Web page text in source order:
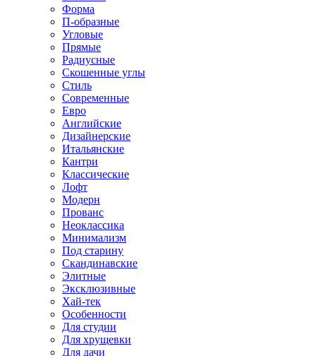
Форма
П-образные
Угловые
Прямые
Радиусные
Скошенные углы
Стиль
Современные
Евро
Английские
Дизайнерские
Итальянские
Кантри
Классические
Лофт
Модерн
Прованс
Неоклассика
Минимализм
Под старину
Скандинавские
Элитные
Эксклюзивные
Хай-тек
Особенности
Для студии
Для хрущевки
Для дачи